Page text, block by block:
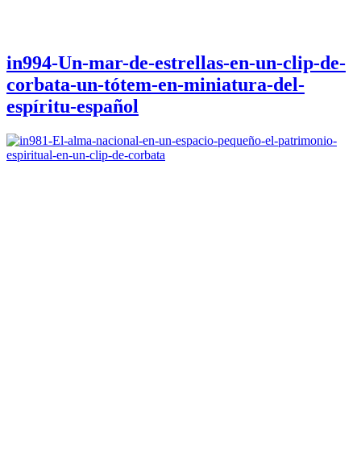
in994-Un-mar-de-estrellas-en-un-clip-de-
corbata-un-tótem-en-miniatura-del-
espíritu-español